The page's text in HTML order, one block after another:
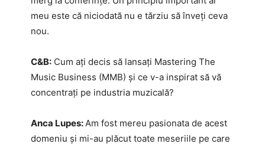
meu este că niciodată nu e tărziu să înveți ceva
nou.
C&B: Cum ați decis să lansați Mastering The
Music Business (MMB) și ce v-a inspirat să vă
concentrați pe industria muzicală?
Anca Lupes:Am fost mereu pasionata de acest
domeniu și mi-au plăcut toate meseriile pe care